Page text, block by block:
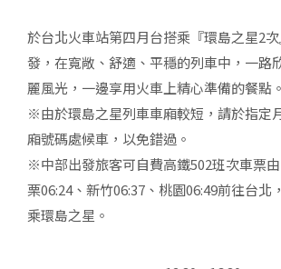
於台北火車站第四月台搭乘『環島之星2
發，在寬敞、舒適、平穩的列車中，一路
麗風光，一邊享用火車上精心準備的餐點。
※由於環島之星列車車廂較短，請於指定
廂號碼處候車，以免錯過。
※中部出發旅客可自費高鐵502班次車票
栗06:24、新竹06:37、桃園06:49前往台北
乘環島之星。